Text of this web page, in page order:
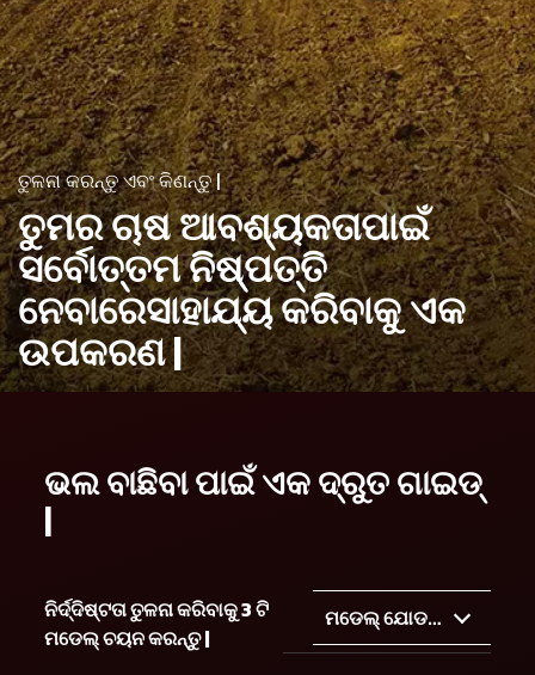
ତୁଳନା କରନ୍ତୁ ଏବଂ କିଣନ୍ତୁ |
ତୁମର ଚାଷ ଆବଶ୍ୟକତାପାଇଁ
ସର୍ବୋତ୍ତମ ନିଷ୍ପତ୍ତି
ନେବାରେସାହାଯ୍ୟ କରିବାକୁ ଏକ
ଉପକରଣ |
ଭଲ ବାଛିବା ପାଇଁ ଏକ ଦ୍ରୁତ ଗାଇଡ୍
|
ନିର୍ଦ୍ଦିଷ୍ଟତା ତୁଳନା କରିବାକୁ 3 ଟି
ମଡେଲ୍ ଚୟନ କରନ୍ତୁ |
ମଡେଲ୍ ଯୋଡନ୍ତୁ |